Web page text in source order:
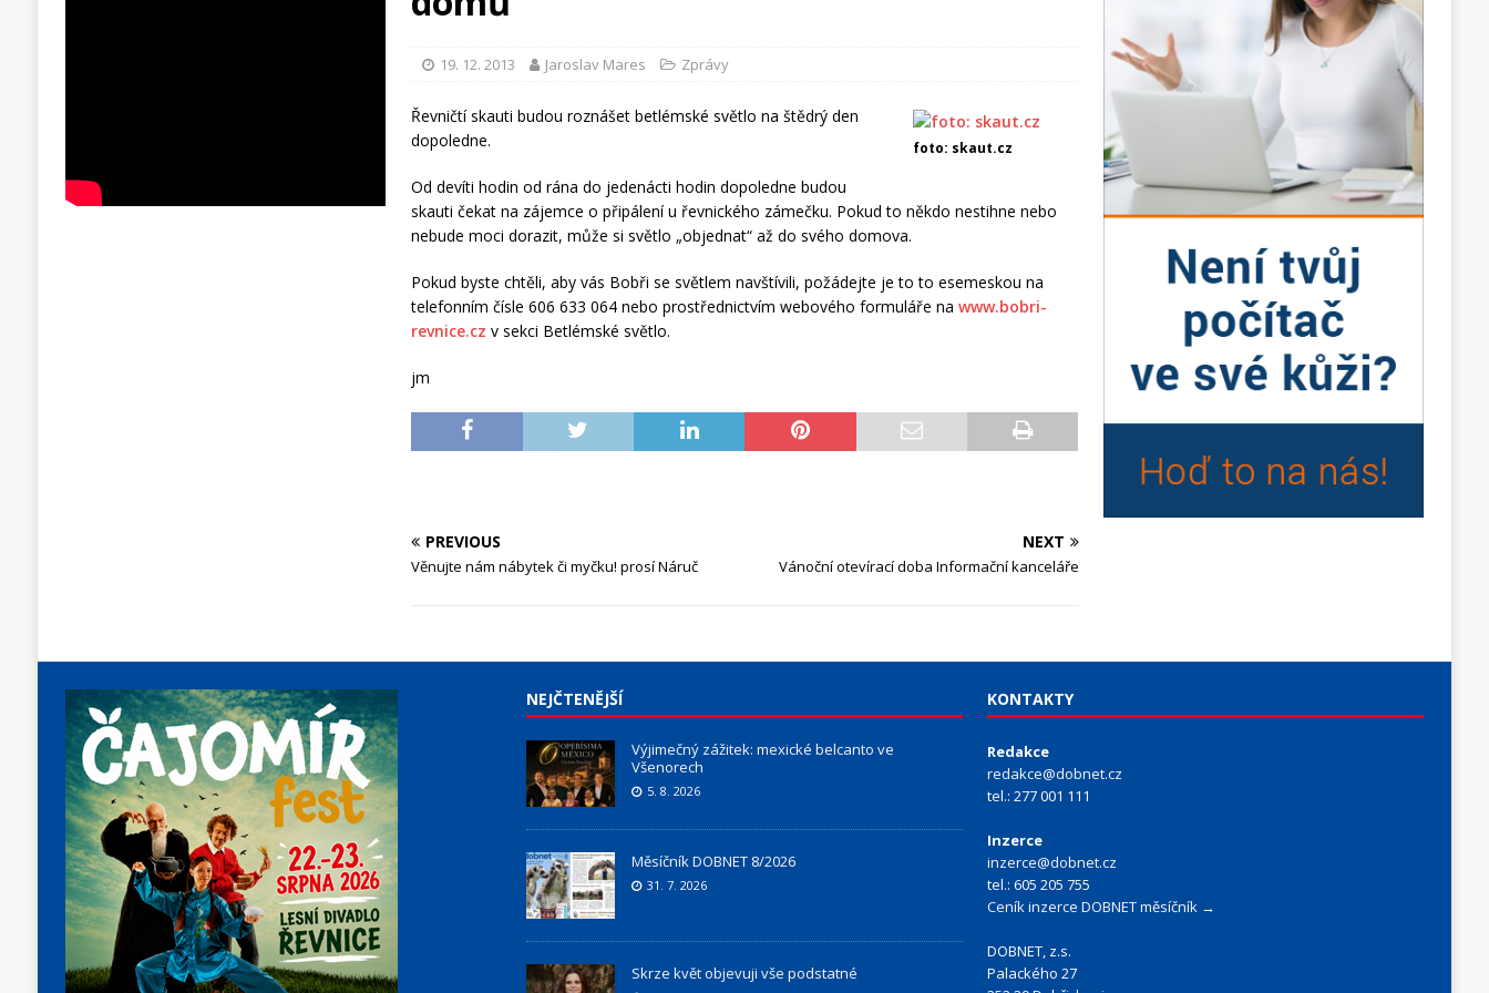
19. 12. 2013 Jaroslav Mares Zprávy
foto: skaut.cz
Řevničtí skauti budou roznášet betlémské světlo na štědrý den
dopoledne.
Od devíti hodin od rána do jedenácti hodin dopoledne budou
skauti čekat na zájemce o připálení u řevnického zámečku. Pokud to někdo nestihne nebo
nebude moci dorazit, může si světlo „objednat“ až do svého domova.
Pokud byste chtěli, aby vás Bobři se světlem navštívili, požádejte je to to esemeskou na
telefonním čísle 606 633 064 nebo prostřednictvím webového formuláře nawww.bobri-
revnice.cz v sekci Betlémské světlo.
jm
PREVIOUS
Věnujte nám nábytek či myčku! prosí Náruč
NEXT
Vánoční otevírací doba Informační kanceláře
NEJČTENĚJŠÍ
Výjimečný zážitek: mexické belcanto ve
Všenorech
5. 8. 2026
Měsíčník DOBNET 8/2026
31. 7. 2026
Skrze květ objevuji vše podstatné
KONTAKTY
Redakce
redakce@dobnet.cz
tel.: 277 001 111
Inzerce
inzerce@dobnet.cz
tel.: 605 205 755
Ceník inzerce DOBNET měsíčník →
DOBNET, z.s.
Palackého 27